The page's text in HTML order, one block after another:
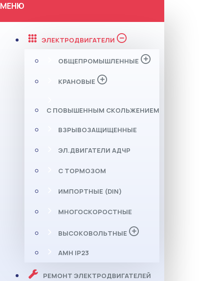
МЕНЮ
ЭЛЕКТРОДВИГАТЕЛИ
ОБЩЕПРОМЫШЛЕННЫЕ
КРАНОВЫЕ
С ПОВЫШЕННЫМ СКОЛЬЖЕНИЕМ
ВЗРЫВОЗАЩИЩЕННЫЕ
ЭЛ.ДВИГАТЕЛИ АДЧР
С ТОРМОЗОМ
ИМПОРТНЫЕ (DIN)
МНОГОСКОРОСТНЫЕ
ВЫСОКОВОЛЬТНЫЕ
АМН IP23
РЕМОНТ ЭЛЕКТРОДВИГАТЕЛЕЙ